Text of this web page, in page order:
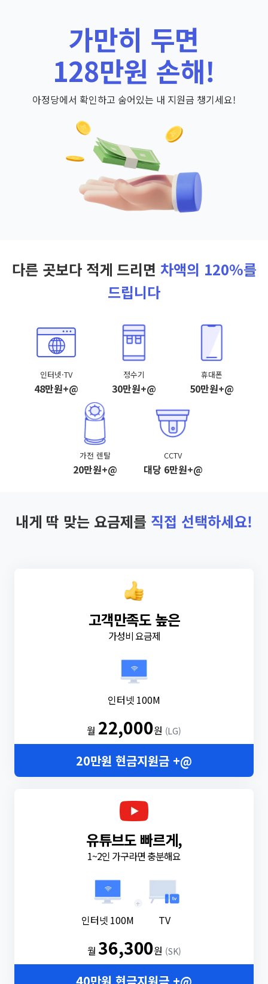
가만히 두면
128만원 손해!
아정당에서 확인하고 숨어있는 내 지원금 챙기세요!
다른 곳보다 적게 드리면 차액의 120%를
드립니다
인터넷·TV
48만원+@
정수기
30만원+@
휴대폰
50만원+@
가전 렌탈
20만원+@
CCTV
대당 6만원+@
내게 딱 맞는 요금제를 직접 선택하세요!
고객만족도 높은
가성비 요금제
인터넷 100M
월 22,000원 (LG)
20만원 현금지원금 +@
유튜브도 빠르게,
1~2인 가구라면 충분해요
인터넷 100M
+
TV
월36,300원 (SK)